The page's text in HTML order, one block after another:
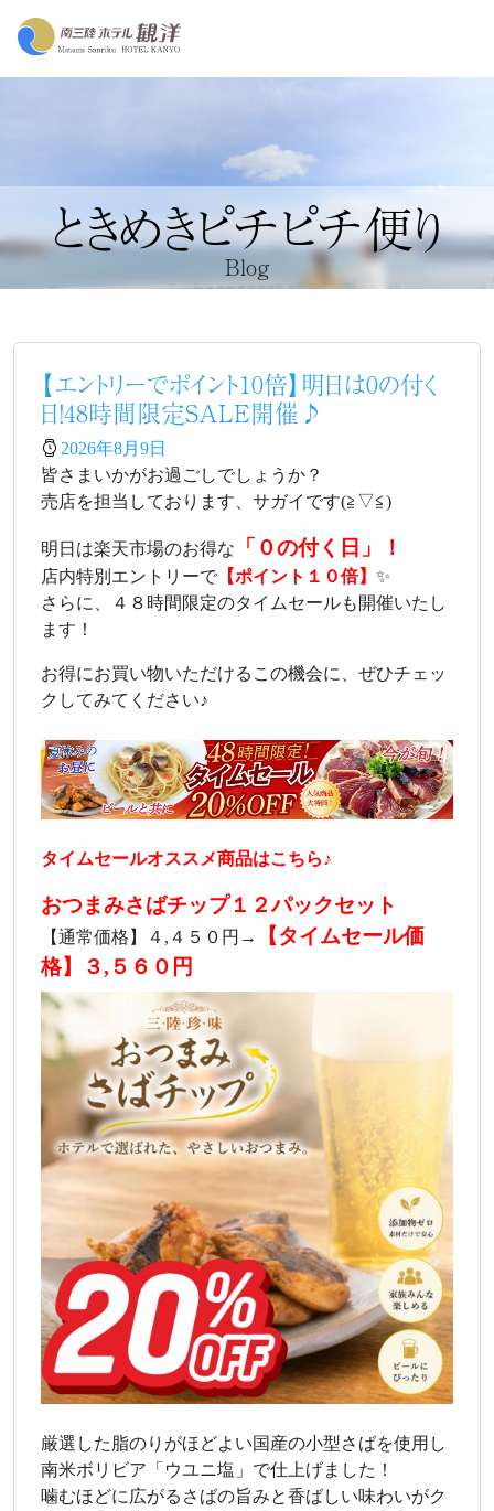
ときめきピチピチ便り
Blog
【エントリーでポイント10倍】明日は0の付く
日！48時間限定SALE開催♪
2026年8月9日
皆さまいかがお過ごしでしょうか？
売店を担当しております、サガイです(≧▽≦)
明日は楽天市場のお得な 「０の付く日」！
店内特別エントリーで 【ポイント１０倍】 ✨
さらに、４８時間限定のタイムセールも開催いたし
ます！
お得にお買い物いただけるこの機会に、ぜひチェッ
クしてみてください♪
タイムセールオススメ商品はこちら♪
おつまみさばチップ１２パックセット
【通常価格】４,４５０円→
【タイムセール価
格】３,５６０円
厳選した脂のりがほどよい国産の小型さばを使用し
南米ボリビア「ウユニ塩」で仕上げました！
噛むほどに広がるさばの旨みと香ばしい味わいがク